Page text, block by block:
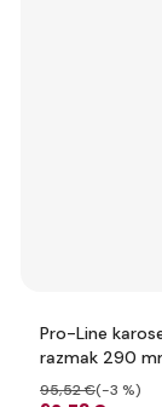
Pro-Line
razmak 290
95,52 €(-3 %)